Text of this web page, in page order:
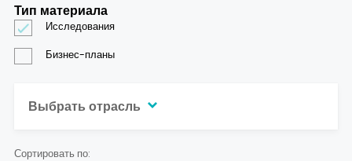
Сортировать по:
Тип материала
Исследования
Бизнес-планы
Выбрать отрасль